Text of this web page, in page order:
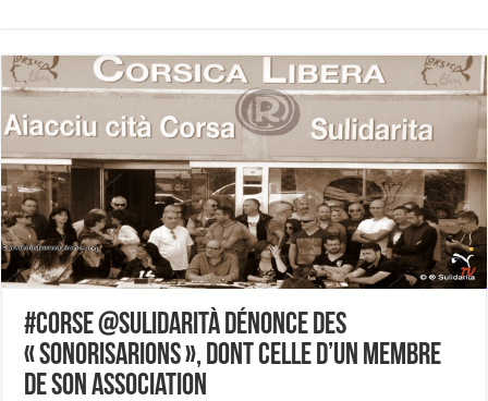
#Corse @Sulidarità dénonce des
« sonorisarions », dont celle d’un membre
de son association